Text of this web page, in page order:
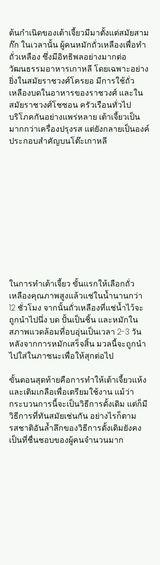
ต้นกำเนิดของเต้าเจี้ยวมีมาตั้งแต่สมัยสาม
ก๊ก ในเวลานั้น ผู้คนหมักถั่วเหลืองเพื่อทำ
ถั่วเหลือง ซึ่งมีอิทธิพลอย่างมากต่อ
วัฒนธรรมอาหารเกาหลี โดยเฉพาะอย่าง
ยิ่งในสมัยราชวงศ์โครยอ มีการใช้ถั่ว
เหลืองบดในอาหารของราชวงศ์ และใน
สมัยราชวงศ์โชซอน ครัวเรือนทั่วไป
บริโภคกันอย่างแพร่หลาย เต้าเจี้ยวเป็น
มากกว่าเครื่องปรุงรส แต่ยังกลายเป็นองค์
ประกอบสำคัญบนโต๊ะเกาหลี
ในการทำเต้าเจี้ยว ขั้นแรกให้เลือกถั่ว
เหลืองคุณภาพสูงแล้วแช่ในน้ำนานกว่า
12 ชั่วโมง จากนั้นถั่วเหลืองที่แช่น้ำไว้จะ
ถูกนำไปนึ่ง บด ปั้นเป็นชิ้น และหมักใน
สภาพแวดล้อมที่อบอุ่นเป็นเวลา 2-3 วัน
หลังจากการหมักเสร็จสิ้น มวลนี้จะถูกนำ
ไปใส่ในภาชนะเพื่อให้สุกต่อไป
ขั้นตอนสุดท้ายคือการทำให้เต้าเจี้ยวแห้ง
และเติมเกลือเพื่อเตรียมใช้งาน แม้ว่า
กระบวนการนี้จะเป็นวิธีการดั้งเดิม แต่ก็มี
วิธีการที่ทันสมัยเช่นกัน อย่างไรก็ตาม
รสชาติอันล้ำลึกของวิธีการดั้งเดิมยังคง
เป็นที่ชื่นชอบของผู้คนจำนวนมาก